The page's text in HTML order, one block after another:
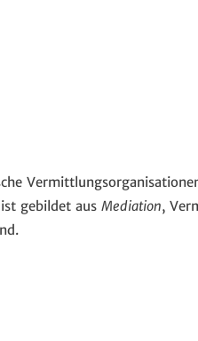
gebildet aus Mediation,